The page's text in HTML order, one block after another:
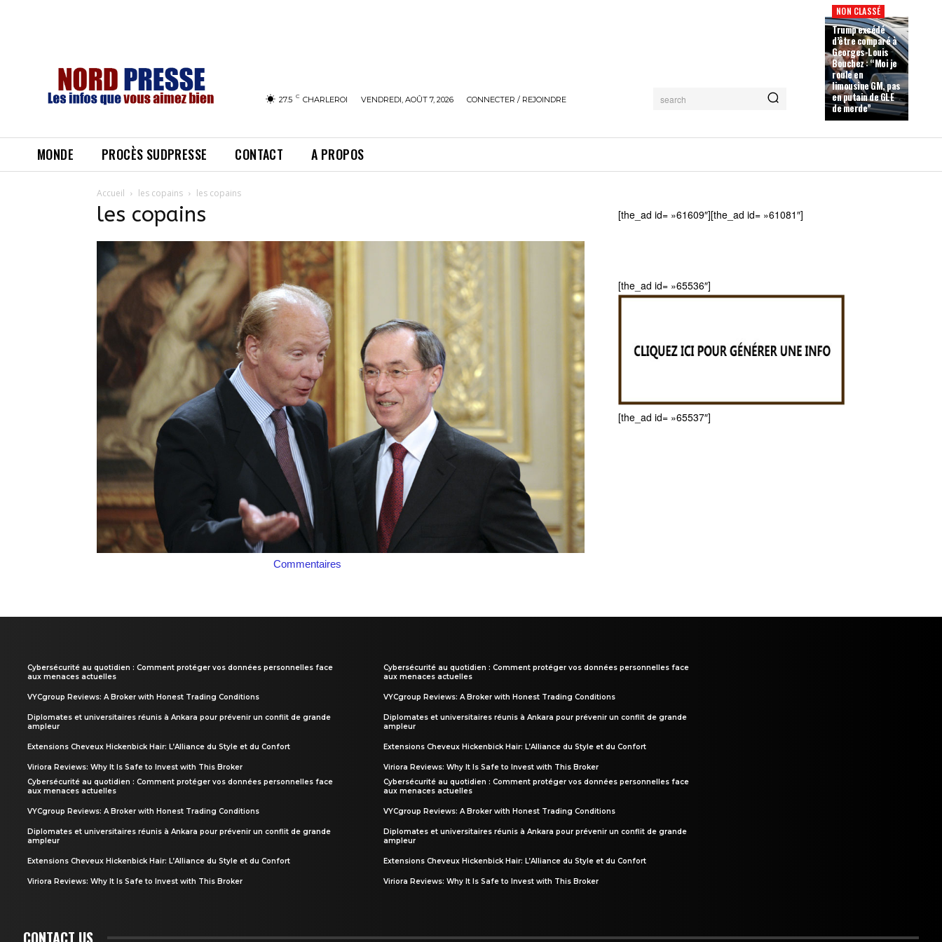
27.5 C CHARLEROI VENDREDI, AOÛT 7, 2026 CONNECTER / REJOINDRE search
NON CLASSÉ
Trump excédé
d’être comparé à
Georges-Louis
Bouchez : “Moi je
roule en
limousine GM, pas
en putain de GLE
de merde”
MONDE PROCÈS SUDPRESSE CONTACT A PROPOS
Accueil les copains les copains
les copains
Commentaires
[the_ad id= »61609″][the_ad id= »61081″]
[the_ad id= »65536″]
[the_ad id= »65537″]
Cybersécurité au quotidien : Comment protéger vos données personnelles face
aux menaces actuelles
VYCgroup Reviews: A Broker with Honest Trading Conditions
Diplomates et universitaires réunis à Ankara pour prévenir un conflit de grande
ampleur
Extensions Cheveux Hickenbick Hair: L’Alliance du Style et du Confort
Viriora Reviews: Why It Is Safe to Invest with This Broker
Cybersécurité au quotidien : Comment protéger vos données personnelles face
aux menaces actuelles
VYCgroup Reviews: A Broker with Honest Trading Conditions
Diplomates et universitaires réunis à Ankara pour prévenir un conflit de grande
ampleur
Extensions Cheveux Hickenbick Hair: L’Alliance du Style et du Confort
Viriora Reviews: Why It Is Safe to Invest with This Broker
Cybersécurité au quotidien : Comment protéger vos données personnelles face
aux menaces actuelles
VYCgroup Reviews: A Broker with Honest Trading Conditions
Diplomates et universitaires réunis à Ankara pour prévenir un conflit de grande
ampleur
Extensions Cheveux Hickenbick Hair: L’Alliance du Style et du Confort
Viriora Reviews: Why It Is Safe to Invest with This Broker
Cybersécurité au quotidien : Comment protéger vos données personnelles face
aux menaces actuelles
VYCgroup Reviews: A Broker with Honest Trading Conditions
Diplomates et universitaires réunis à Ankara pour prévenir un conflit de grande
ampleur
Extensions Cheveux Hickenbick Hair: L’Alliance du Style et du Confort
Viriora Reviews: Why It Is Safe to Invest with This Broker